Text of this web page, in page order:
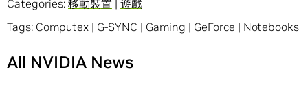
Categories: 移動裝置 | 遊戲
Tags: Computex | G-SYNC | Gaming | GeForce | Notebooks
All NVIDIA News